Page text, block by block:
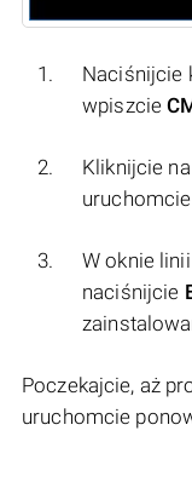
Naciśnijcie
wpiszcie
Kliknijcie na
W oknie
naciśnijcie
Poczekajcie, aż
uruchomcie